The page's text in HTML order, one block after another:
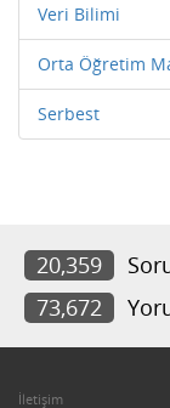
Veri Bilimi
Orta Öğretim
Serbest
20,359
73,672
İletişim